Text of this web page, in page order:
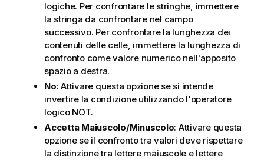
logiche. Per confrontare le stringhe, immettere
la stringa da confrontare nel campo
successivo. Per confrontare la lunghezza dei
contenuti delle celle, immettere la lunghezza di
confronto come valore numerico nell'apposito
spazio a destra.
No: Attivare questa opzione se si intende
invertire la condizione utilizzando l'operatore
logico NOT.
Accetta Maiuscolo/Minuscolo: Attivare questa
opzione se il confronto tra valori deve rispettare
la distinzione tra lettere maiuscole e lettere